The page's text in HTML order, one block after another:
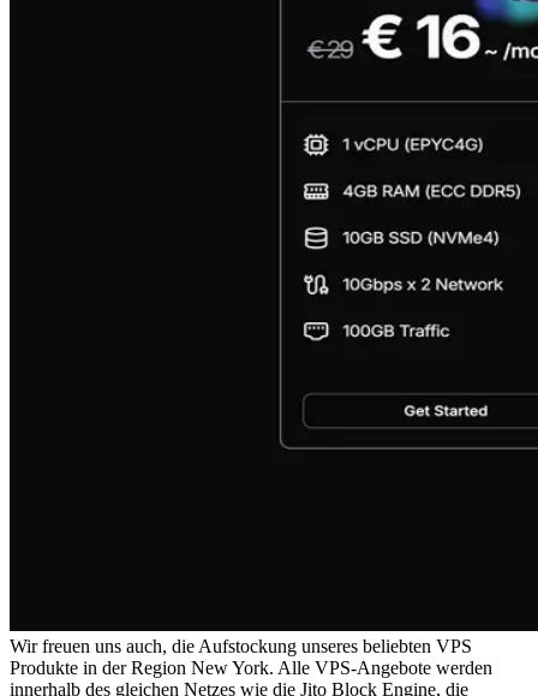
Wir freuen uns auch, die Aufstockung unseres beliebten VPS
Produkte in der Region New York. Alle VPS-Angebote werden
innerhalb des gleichen Netzes wie die Jito Block Engine, die